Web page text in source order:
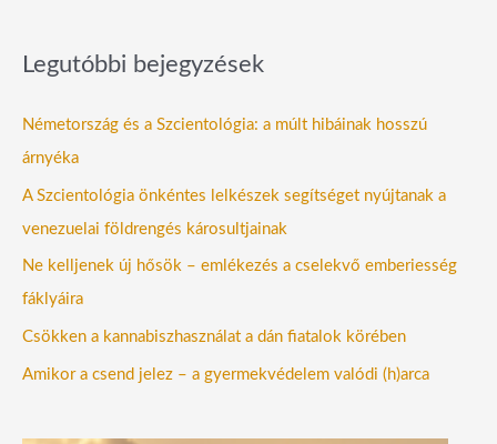
Legutóbbi bejegyzések
Németország és a Szcientológia: a múlt hibáinak hosszú
árnyéka
A Szcientológia önkéntes lelkészek segítséget nyújtanak a
venezuelai földrengés károsultjainak
Ne kelljenek új hősök – emlékezés a cselekvő emberiesség
fáklyáira
Csökken a kannabiszhasználat a dán fiatalok körében
Amikor a csend jelez – a gyermekvédelem valódi (h)arca